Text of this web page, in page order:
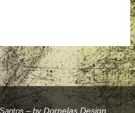
– byDornelas Design